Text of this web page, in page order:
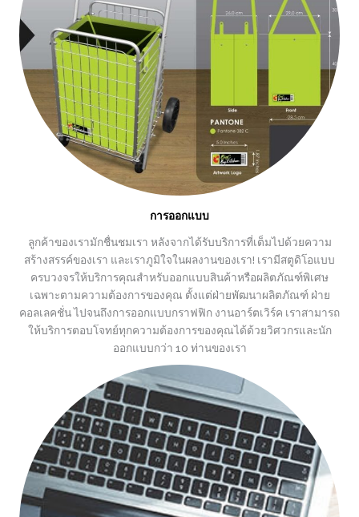
การออกแบบ
ลูกค้าของเรามักชื่นชมเรา หลังจากได้รับบริการที่เต็มไปด้วยความ
สร้างสรรค์ของเรา และเราภูมิใจในผลงานของเรา! เรามีสตูดิโอแบบ
ครบวงจรให้บริการคุณสำหรับออกแบบสินค้าหรือผลิตภัณฑ์พิเศษ
เฉพาะตามความต้องการของคุณ ตั้งแต่ฝ่ายพัฒนาผลิตภัณฑ์ ฝ่าย
คอลเลคชั่น ไปจนถึงการออกแบบกราฟฟิก งานอาร์ตเวิร์ค เราสามารถ
ให้บริการตอบโจทย์ทุกความต้องการของคุณได้ด้วยวิศวกรและนัก
ออกแบบกว่า 10 ท่านของเรา